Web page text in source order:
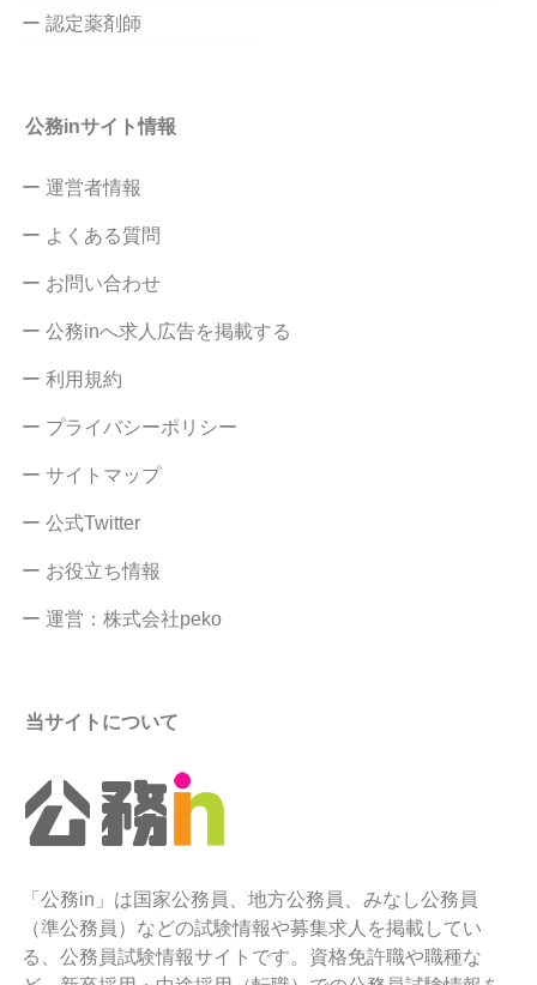
ー 認定薬剤師
公務inサイト情報
ー 運営者情報
ー よくある質問
ー お問い合わせ
ー 公務inへ求人広告を掲載する
ー 利用規約
ー プライバシーポリシー
ー サイトマップ
ー 公式Twitter
ー お役立ち情報
ー 運営：株式会社peko
当サイトについて
「公務in」は国家公務員、地方公務員、みなし公務員
（準公務員）などの試験情報や募集求人を掲載してい
る、公務員試験情報サイトです。資格免許職や職種な